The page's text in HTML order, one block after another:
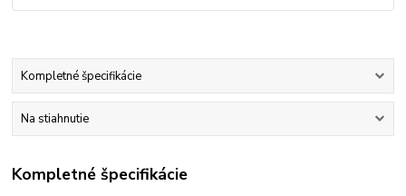
Kompletné špecifikácie
Na stiahnutie
Kompletné špecifikácie